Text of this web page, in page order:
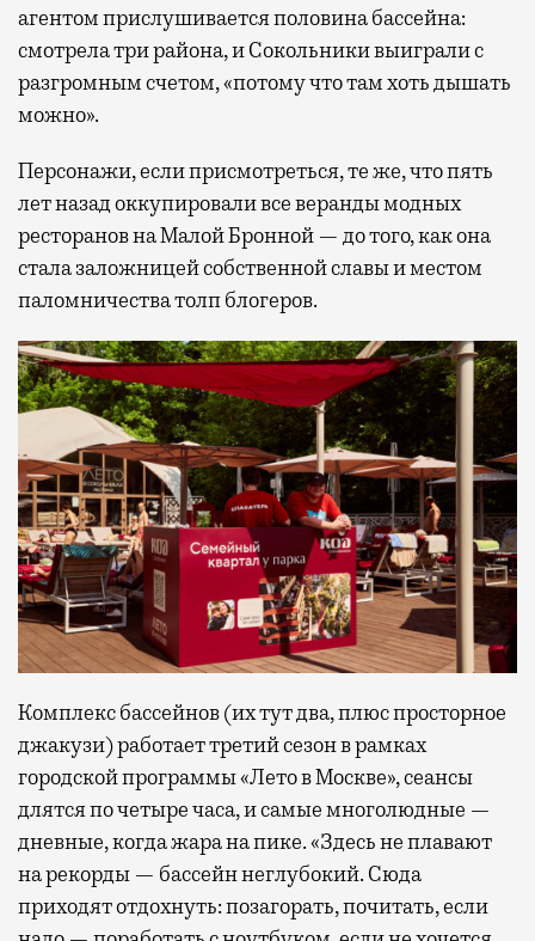
агентом прислушивается половина бассейна:
смотрела три района, и Сокольники выиграли с
разгромным счетом, «потому что там хоть дышать
можно».
Персонажи, если присмотреться, те же, что пять
лет назад оккупировали все веранды модных
ресторанов на Малой Бронной — до того, как она
стала заложницей собственной славы и местом
паломничества толп блогеров.
Комплекс бассейнов (их тут два, плюс просторное
джакузи) работает третий сезон в рамках
городской программы «Лето в Москве», сеансы
длятся по четыре часа, и самые многолюдные —
дневные, когда жара на пике. «Здесь не плавают
на рекорды — бассейн неглубокий. Сюда
приходят отдохнуть: позагорать, почитать, если